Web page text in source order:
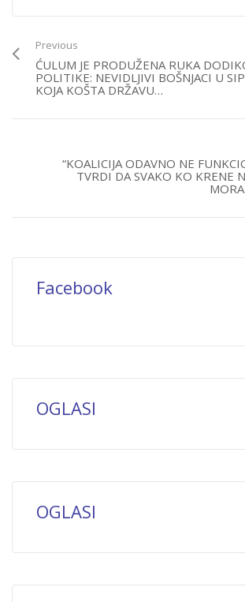
Previous
ĆULUM JE PRODUŽENA RUKA
POLITIKE: NEVIDLJIVI BOŠNJACI U
KOJA KOŠTA DRŽAVU…
“KOALICIJA ODAVNO NE
TVRDI DA SVAKO KO KRENE
Facebook
OGLASI
OGLASI